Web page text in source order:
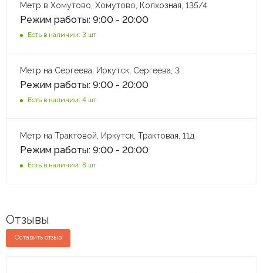
Метр в Хомутово, Хомутово, Колхозная, 135/4
Режим работы: 9:00 - 20:00
Есть в наличии: 3 шт
Метр на Сергеева, Иркутск, Сергеева, 3
Режим работы: 9:00 - 20:00
Есть в наличии: 4 шт
Метр на Трактовой, Иркутск, Трактовая, 11д
Режим работы: 9:00 - 20:00
Есть в наличии: 8 шт
Отзывы
Оставить отзыв